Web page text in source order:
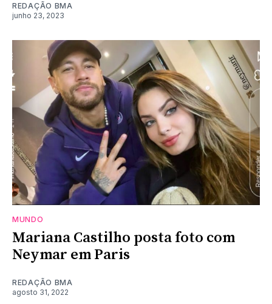
REDAÇÃO BMA
junho 23, 2023
MUNDO
Mariana Castilho posta foto com
Neymar em Paris
REDAÇÃO BMA
agosto 31, 2022